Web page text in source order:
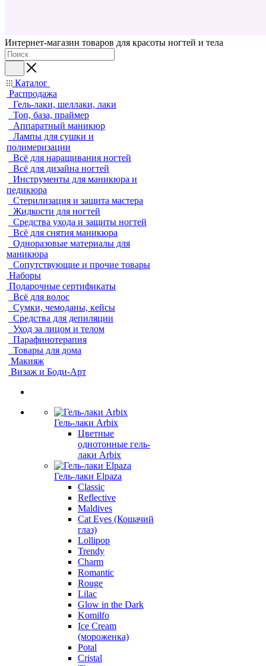
Интернет-магазин товаров для красоты ногтей и тела
Каталог
Распродажа
Гель-лаки, шеллаки, лаки
Топ, база, праймер
Аппаратный маникюр
Лампы для сушки и
полимеризации
Всё для наращивания ногтей
Всё для дизайна ногтей
Инструменты для маникюра и
педикюра
Стерилизация и защита мастера
Жидкости для ногтей
Средства ухода и защиты ногтей
Всё для снятия маникюра
Одноразовые материалы для
маникюра
Сопутствующие и прочие товары
Наборы
Подарочные сертификаты
Всё для волос
Сумки, чемоданы, кейсы
Средства для депиляции
Уход за лицом и телом
Парафинотерапия
Товары для дома
Макияж
Визаж и Боди-Арт
Гель-лаки Arbix
Цветные
однотонные гель-
лаки Arbix
Гель-лаки Elpaza
Classic
Reflective
Maldives
Cat Eyes (Кошачий
глаз)
Lollipop
Trendy
Charm
Romantic
Rouge
Lilac
Glow in the Dark
Komilfo
Ice Cream
(мороженка)
Potal
Cristal